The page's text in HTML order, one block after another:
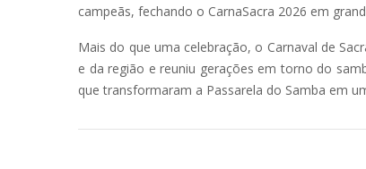
campeãs, fechando o CarnaSacra 2026 em
Mais do que uma celebração, o Carnaval de
e da região e reuniu gerações em torno do
que transformaram a Passarela do Samba em